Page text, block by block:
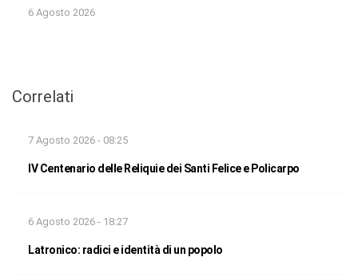
6 Agosto 2026
Correlati
7 Agosto 2026 - 08:25
IV Centenario delle Reliquie dei Santi Felice e Policarpo
6 Agosto 2026 - 18:27
Latronico: radici e identità di un popolo